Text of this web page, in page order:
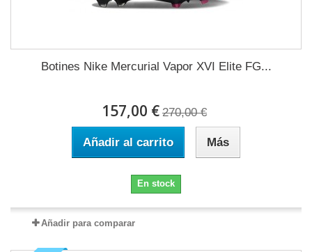
Botines Nike Mercurial Vapor XVI Elite FG...
157,00 € 270,00 €
Añadir al carrito Más
En stock
Añadir para comparar